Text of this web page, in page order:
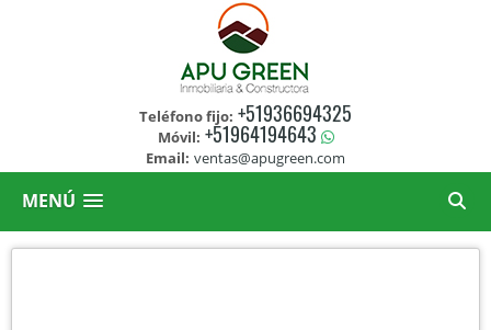
Teléfono fijo: +51936694325
Móvil: +51964194643
Email: ventas@apugreen.com
MENÚ